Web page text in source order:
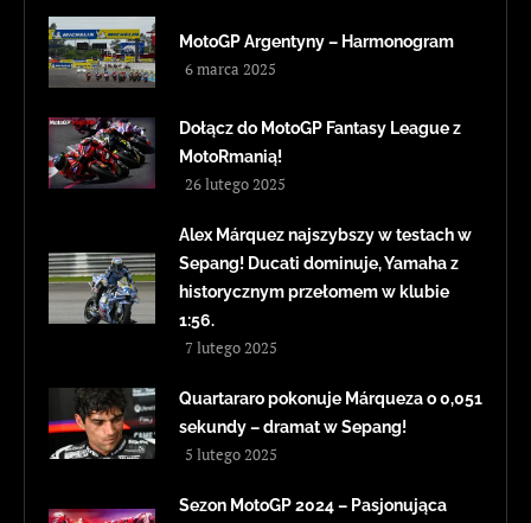
MotoGP Argentyny – Harmonogram
6 marca 2025
Dołącz do MotoGP Fantasy League z
MotoRmanią!
26 lutego 2025
Alex Márquez najszybszy w testach w
Sepang! Ducati dominuje, Yamaha z
historycznym przełomem w klubie
1:56.
7 lutego 2025
Quartararo pokonuje Márqueza o 0,051
sekundy – dramat w Sepang!
5 lutego 2025
Sezon MotoGP 2024 – Pasjonująca